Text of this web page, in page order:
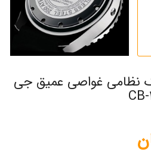
نظامی غواصی عمیق جی